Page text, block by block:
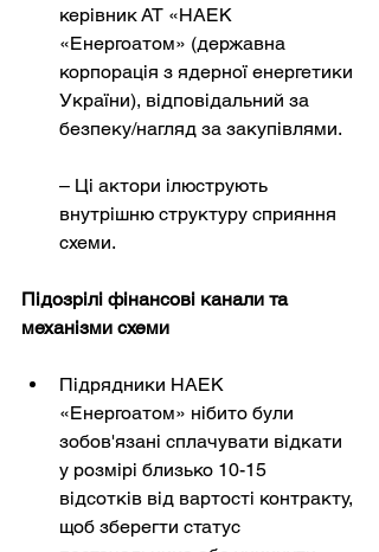
керівник АТ «НАЕК
«Енергоатом» (державна
корпорація з ядерної енергетики
України), відповідальний за
безпеку/нагляд за закупівлями.
– Ці актори ілюструють
внутрішню структуру сприяння
схеми.
Підозрілі фінансові канали та
механізми схеми
Підрядники НАЕК
«Енергоатом» нібито були
зобов'язані сплачувати відкати
у розмірі близько 10-15
відсотків від вартості контракту,
щоб зберегти статус